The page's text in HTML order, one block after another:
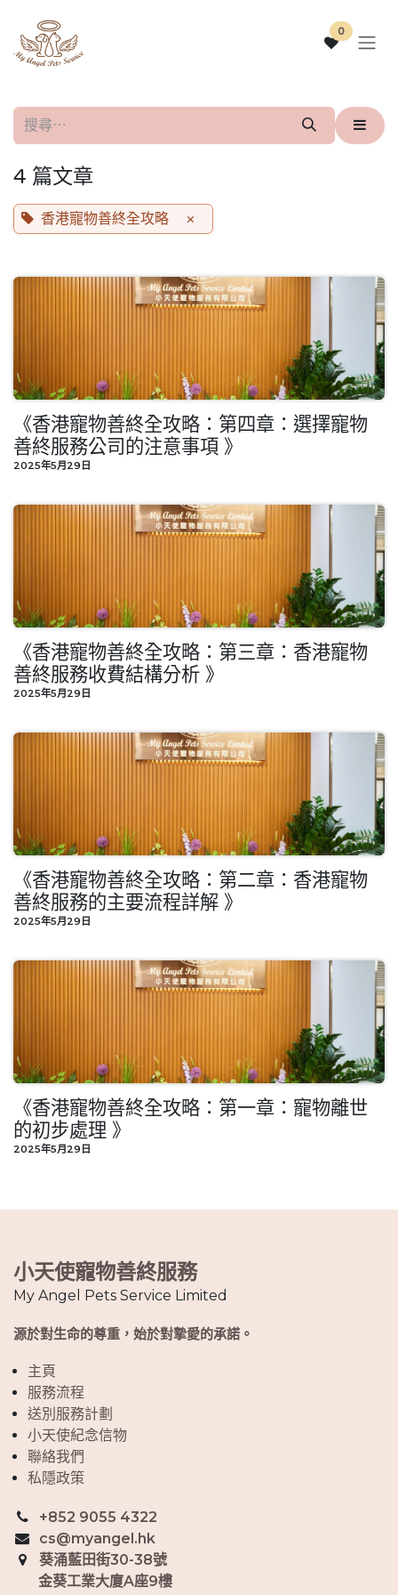
0
4 篇文章
香港寵物善終全攻略 ×
《香港寵物善終全攻略：第四章：選擇寵物
善終服務公司的注意事項 》
2025年5月29日
《香港寵物善終全攻略：第三章：香港寵物
善終服務收費結構分析 》
2025年5月29日
《香港寵物善終全攻略：第二章：香港寵物
善終服務的主要流程詳解 》
2025年5月29日
《香港寵物善終全攻略：第一章：寵物離世
的初步處理 》
2025年5月29日
小天使寵物善終服務
My Angel Pets Service Limited
源於對生命的尊重，始於對摯愛的承諾。
主頁
服務流程
送別服務計劃
小天使紀念信物
聯絡我們
私隱政策
+852 9055 4322
cs@myangel.hk
葵涌藍田街30-38號
金葵工業大廈A座9樓